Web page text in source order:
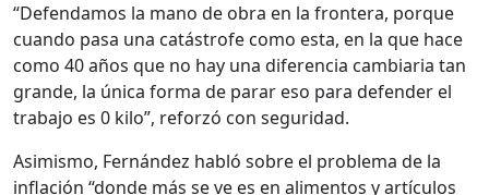
“Defendamos la mano de obra en la frontera, porque
cuando pasa una catástrofe como esta, en la que hace
como 40 años que no hay una diferencia cambiaria tan
grande, la única forma de parar eso para defender el
trabajo es 0 kilo”, reforzó con seguridad.
Asimismo, Fernández habló sobre el problema de la
inflación “donde más se ve es en alimentos y artículos